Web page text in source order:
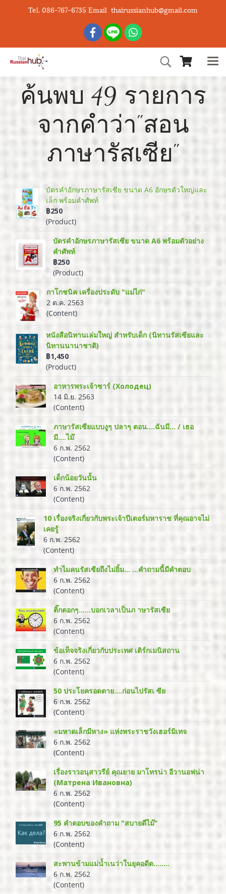
Tel. 086-767-6735 Email thairussianhub@gmail.com
ค้นพบ 49 รายการ
จากคำว่า"สอน
ภาษารัสเซีย"
บัตรคำอักษรภาษารัสเซีย ขนาด A6 อักษรตัวใหญ่และ
เล็ก พร้อมคำศัพท์
฿250
(Product)
บัตรคำอักษรภาษารัสเซีย ขนาด A6 พร้อมตัวอย่าง
คำศัพท์
฿250
(Product)
กาโกชนิค เครื่องประดับ "แม่ไก่"
2 ต.ค. 2563
(Content)
หนังสือนิทานเล่มใหญ่ สำหรับเด็ก (นิทานรัสเซียและ
นิทานนานาชาติ)
฿1,450
(Product)
อาหารพระเจ้าซาร์ (Холодец)
14 มิ.ย. 2563
(Content)
ภาษารัสเซียแบบงูๆ ปลาๆ ตอน....ฉันมี... / เธอ
มี....ไม๊
6 ก.พ. 2562
(Content)
เด็กน้อยวันนั้น
6 ก.พ. 2562
(Content)
10 เรื่องจริงเกี่ยวกับพระเจ้าปีเตอร์มหาราช ที่คุณอาจไม่
เคยรู้
6 ก.พ. 2562
(Content)
ทำไมคนรัสเซียถึงไม่ยิ้ม... ...คำถามนี้มีคำตอบ
6 ก.พ. 2562
(Content)
ติ๊กตอกๆ......บอกเวลาเป็นภ าษารัสเซีย
6 ก.พ. 2562
(Content)
ข้อเท็จจริงเกี่ยวกับประเทศ เติร์กเมนิสถาน
6 ก.พ. 2562
(Content)
50 ประโยครอดตาย....ก่อนไปรัสเ ซีย
6 ก.พ. 2562
(Content)
«มหาดเล็กมีหาง» แห่งพระราชวังเฮอร์มิเทจ
6 ก.พ. 2562
(Content)
เรื่องราวอนุสาวรีย์ คุณยาย มาโทรน่า อีวานอฟน่า
(Матрена Ивановна)
6 ก.พ. 2562
(Content)
95 คำตอบของคำถาม "สบายดีไม๊"
6 ก.พ. 2562
(Content)
สะพานข้ามแม่น้ำเนว่าในยุคอดีต……..
6 ก.พ. 2562
(Content)